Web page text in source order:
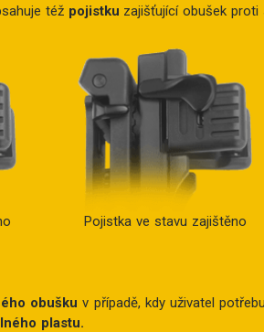
též pojistku zajišťující obušek proti
Pojistka ve stavu zajištěno
obušku v případě, kdy uživatel
plastu.